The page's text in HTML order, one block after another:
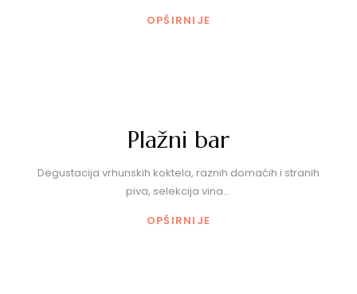
OPŠIRNIJE
Plažni bar
Degustacija vrhunskih koktela, raznih domaćih i stranih
piva, selekcija vina...
OPŠIRNIJE